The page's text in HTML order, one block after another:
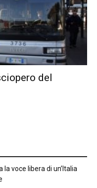
del
la voce libera di un’Italia